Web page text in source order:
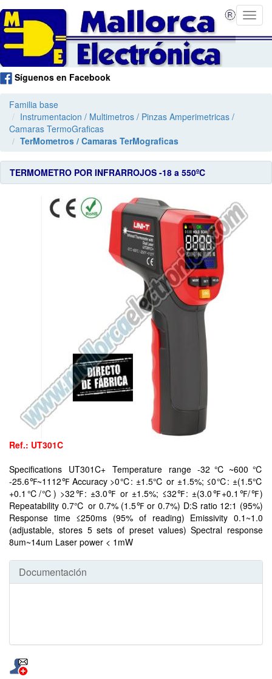
Síguenos en Facebook
Familia base
Instrumentacion / Multimetros / Pinzas Amperimetricas /
Camaras TermoGraficas
TerMometros / Camaras TerMograficas
TERMOMETRO POR INFRARROJOS -18 a 550ºC
Ref.: UT301C
Specifications UT301C+ Temperature range -32℃~600℃
-25.6℉~1112℉ Accuracy >0℃: ±1.5℃ or ±1.5%; ≤0℃: ±(1.5℃
+0.1℃/℃) >32℉: ±3.0℉ or ±1.5%; ≤32℉: ±(3.0℉+0.1℉/℉)
Repeatability 0.7℃ or 0.7% (1.5℉ or 0.7%) D:S ratio 12:1 (95%)
Response time ≤250ms (95% of reading) Emissivity 0.1~1.0
(adjustable, stores 5 sets of preset values) Spectral response
8um~14um Laser power < 1mW
Documentación